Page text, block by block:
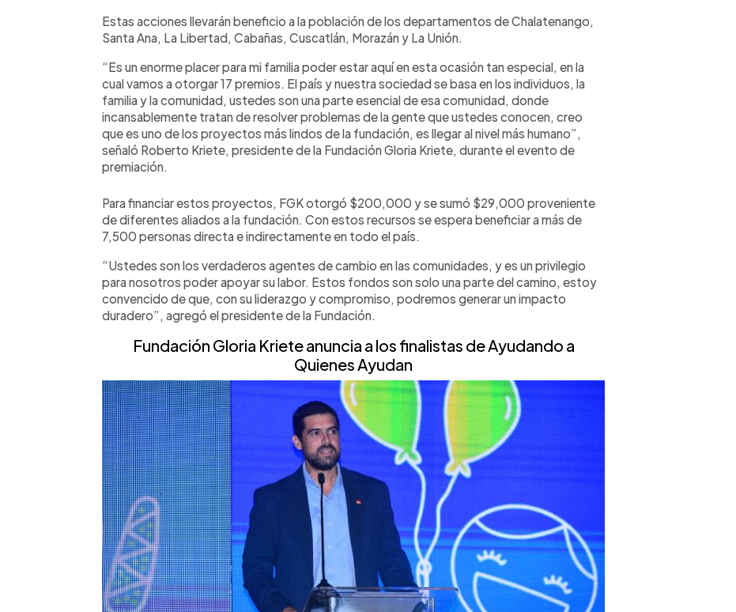
Estas acciones llevarán beneficio a la población de los departamentos de Chalatenango,
Santa Ana, La Libertad, Cabañas, Cuscatlán, Morazán y La Unión.
“Es un enorme placer para mi familia poder estar aquí en esta ocasión tan especial, en la
cual vamos a otorgar 17 premios. El país y nuestra sociedad se basa en los individuos, la
familia y la comunidad, ustedes son una parte esencial de esa comunidad, donde
incansablemente tratan de resolver problemas de la gente que ustedes conocen, creo
que es uno de los proyectos más lindos de la fundación, es llegar al nivel más humano”,
señaló Roberto Kriete, presidente de la Fundación Gloria Kriete, durante el evento de
premiación.
Para financiar estos proyectos, FGK otorgó $200,000 y se sumó $29,000 proveniente
de diferentes aliados a la fundación. Con estos recursos se espera beneficiar a más de
7,500 personas directa e indirectamente en todo el país.
“Ustedes son los verdaderos agentes de cambio en las comunidades, y es un privilegio
para nosotros poder apoyar su labor. Estos fondos son solo una parte del camino, estoy
convencido de que, con su liderazgo y compromiso, podremos generar un impacto
duradero”, agregó el presidente de la Fundación.
Fundación Gloria Kriete anuncia a los finalistas de Ayudando a
Quienes Ayudan